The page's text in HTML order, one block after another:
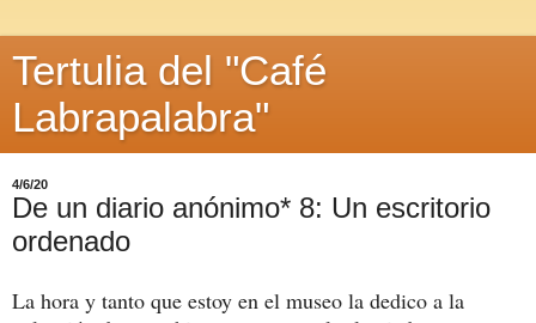
Tertulia del "Café
Labrapalabra"
4/6/20
De un diario anónimo* 8: Un escritorio
ordenado
La hora y tanto que estoy en el museo la dedico a la